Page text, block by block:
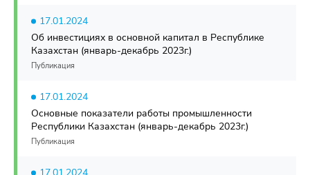
17.01.2024
Об инвестициях в основной капитал в Республике
Казахстан (январь-декабрь 2023г.)
Публикация
17.01.2024
Основные показатели работы промышленности
Республики Казахстан (январь-декабрь 2023г.)
Публикация